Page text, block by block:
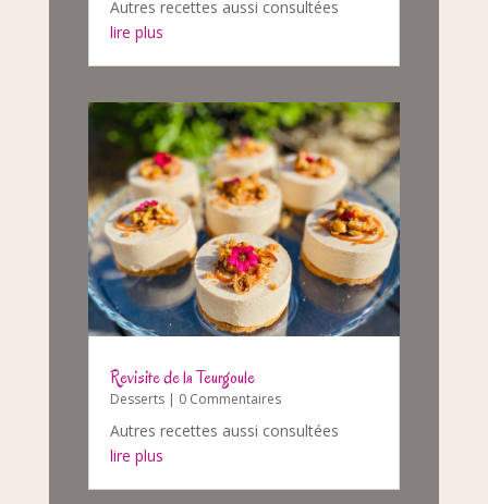
Autres recettes aussi consultées
lire plus
Revisite de la Teurgoule
Desserts| 0 Commentaires
Autres recettes aussi consultées
lire plus